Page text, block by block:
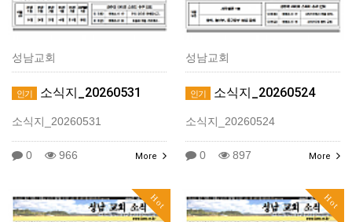
성남교회
인기 소식지_20260531
소식지_20260531
0 966 More
성남교회
인기 소식지_20260524
소식지_20260524
0 897 More
Hot Hot